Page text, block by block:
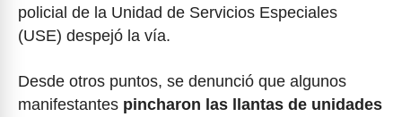
policial de la Unidad de Servicios Especiales
(USE) despejó la vía.
Desde otros puntos, se denunció que algunos
manifestantes pincharon las llantas de unidades